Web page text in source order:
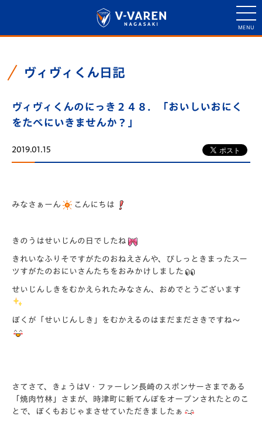
ヴィヴィくん日記
ヴィヴィくんのにっき２４８．「おいしいおにく
をたべにいきませんか？」
2019.01.15
みなさぁーん こんにちは
きのうはせいじんの日でしたね
きれいなふりそですがたのおねえさんや、ぴしっときまったスー
ツすがたのおにいさんたちをおみかけしました
せいじんしきをむかえられたみなさん、おめでとうございます
ぼくが「せいじんしき」をむかえるのはまだまださきですね～
さてさて、きょうはV・ファーレン長崎のスポンサーさまである
「焼肉竹林」さまが、時津町に新てんぽをオープンされたとのこ
とで、ぼくもおじゃまさせていただきましたぁ